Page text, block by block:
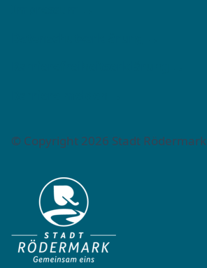
© Copyright 2026 Stadt Rödermark